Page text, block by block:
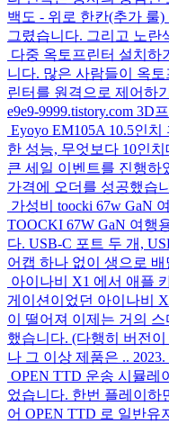
백도 - 위로 한칸(추가 룰
그렸습니다. 그리고 노란
다중 옥토프린터 설치하
니다. 많은 사람들이 옥
린터를 원격으로 제어하
e9e9-9999.tistory.com
Eyoyo EM105A 10.5인
한 성능, 무엇보다 10인
큰 세일 이벤트를 진행하
가격에 오더를 성공했습
가성비 toocki 67w GaN
TOOCKI 67W GaN 여행
다. USB-C 포트 두 개,
어캡 하나 없이 생으로
아이나비 X1 에서 애플
게이션이었던 아이나비
이 떨어져 이제는 거의
했습니다. (다행히 버전
나 그 이상 제품은 .. 2023.
OPEN TTD 운송 시뮬레
었습니다. 한번 플레이하
어 OPEN TTD 로 일반유